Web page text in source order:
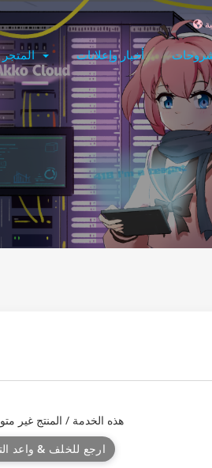
المتجر أخبار وإعلانات
هذه الخدمة / المنتج غير
« ارجع للخلف & واعد